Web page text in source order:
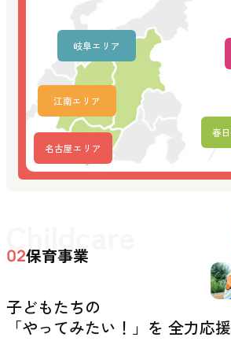
名古屋エリア
江南エリア
春
岐阜エリア
Childcare
02保育事業
子どもたちの
「やってみたい！」を 全力応援